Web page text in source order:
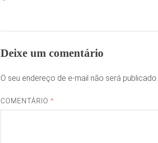
Deixe um comentário
O seu endereço de e-mail não será publicado.
COMENTÁRIO*